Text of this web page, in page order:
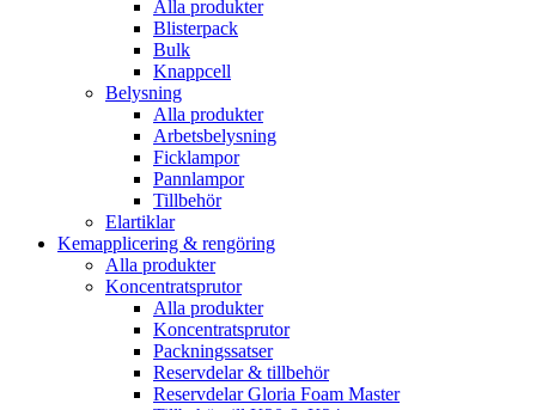
Alla produkter
Blisterpack
Bulk
Knappcell
Belysning
Alla produkter
Arbetsbelysning
Ficklampor
Pannlampor
Tillbehör
Elartiklar
Kemapplicering & rengöring
Alla produkter
Koncentratsprutor
Alla produkter
Koncentratsprutor
Packningssatser
Reservdelar & tillbehör
Reservdelar Gloria Foam Master